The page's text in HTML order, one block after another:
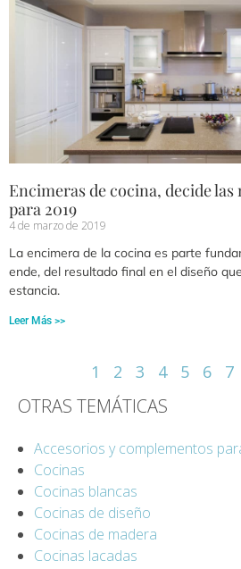
Encimeras de cocina, decide
para 2019
4 de marzo de 2019
La encimera de la cocina es parte
ende, del resultado final en el diseño
estancia.
Leer Más >>
1 2 3 4 5 6 7
OTRAS TEMÁTICAS
Accesorios y complementos
Cocinas
Cocinas blancas
Cocinas de diseño
Cocinas de madera
Cocinas lacadas